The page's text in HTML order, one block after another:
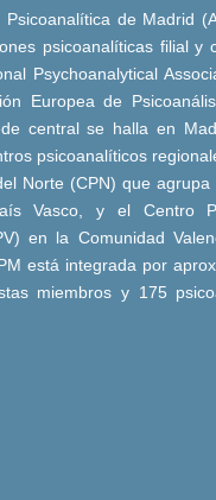
Psicoanalítica de Madrid
psicoanalíticas filial y
Psychoanalytical
Europea de
central se halla en
psicoanalíticos
Norte (CPN) que agrupa
Vasco, y el Centro
en la Comunidad
está integrada por
miembros y 175